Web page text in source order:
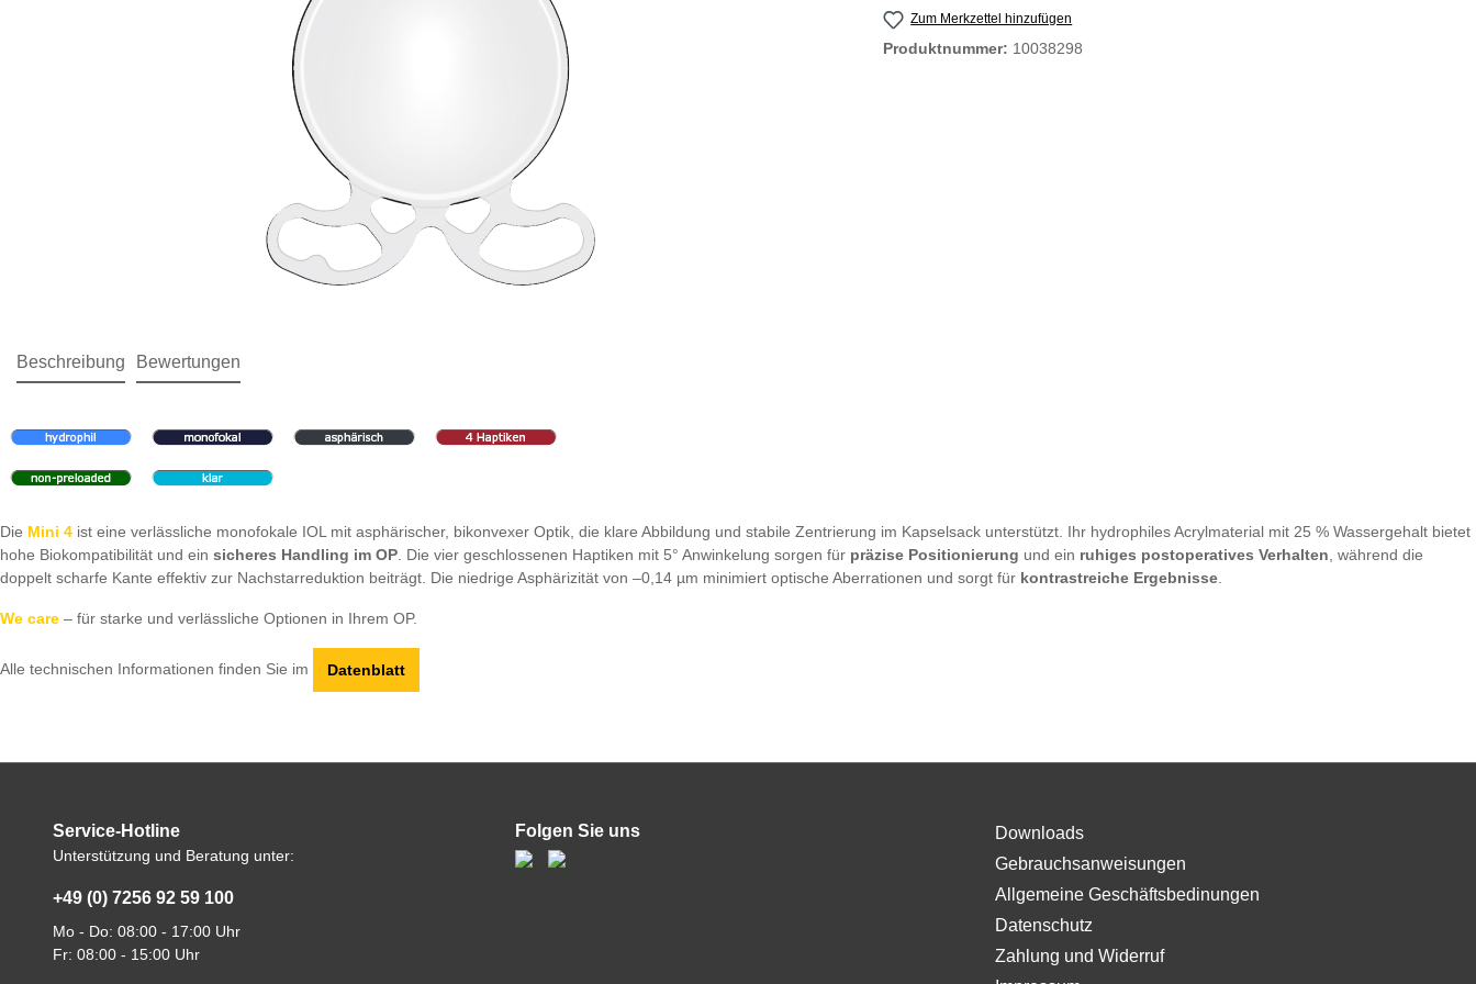
Zum Merkzettel hinzufügen
Produktnummer: 10038298
Beschreibung Bewertungen
Die Mini 4 ist eine verlässliche monofokale IOL mit asphärischer, bikonvexer Optik, die klare Abbildung und stabile Zentrierung im Kapselsack unterstützt. Ihr hydrophiles Acrylmaterial mit 25 % Wassergehalt bietet
hohe Biokompatibilität und ein sicheres Handling im OP. Die vier geschlossenen Haptiken mit 5° Anwinkelung sorgen für präzise Positionierung und ein ruhiges postoperatives Verhalten, während die
doppelt scharfe Kante effektiv zur Nachstarreduktion beiträgt. Die niedrige Asphärizität von –0,14 µm minimiert optische Aberrationen und sorgt für kontrastreiche Ergebnisse.
We care – für starke und verlässliche Optionen in Ihrem OP.
Alle technischen Informationen finden Sie im Datenblatt
Service-Hotline
Unterstützung und Beratung unter:
+49 (0) 7256 92 59 100
Mo - Do: 08:00 - 17:00 Uhr
Fr: 08:00 - 15:00 Uhr
Folgen Sie uns
Downloads
Gebrauchsanweisungen
Allgemeine Geschäftsbedinungen
Datenschutz
Zahlung und Widerruf